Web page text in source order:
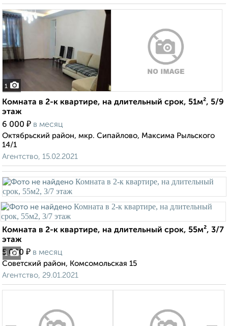
1
Комната в 2-к квартире, на длительный срок, 51м², 5/9
этаж
6 000 ₽ в месяц
Октябрьский район, мкр. Сипайлово, Максима Рыльского
14/1
Агентство, 15.02.2021
1
Комната в 2-к квартире, на длительный срок, 55м², 3/7
этаж
5 000 ₽ в месяц
Советский район, Комсомольская 15
Агентство, 29.01.2021